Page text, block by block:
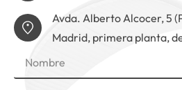
Avda. Alberto Alcocer, 5
Madrid, primera planta,